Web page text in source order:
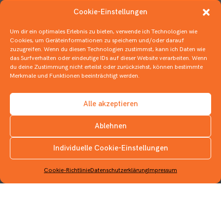
Cookie-Einstellungen
Um dir ein optimales Erlebnis zu bieten, verwende ich Technologien wie
Cookies, um Geräteinformationen zu speichern und/oder darauf
zuzugreifen. Wenn du diesen Technologien zustimmst, kann ich Daten wie
das Surfverhalten oder eindeutige IDs auf dieser Website verarbeiten. Wenn
du deine Zustimmung nicht erteilst oder zurückziehst, können bestimmte
Merkmale und Funktionen beeinträchtigt werden.
Alle akzeptieren
Ablehnen
Individuelle Cookie-Einstellungen
Cookie-RichtlinieDatenschutzerklärungImpressum
INSTAGRAM
Das Ende einer Kindheit